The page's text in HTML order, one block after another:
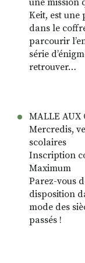
une mission
Keit, est
dans le
parcourir
série
retrouver…
MALLE AUX
Mercredis,
scolaires
Inscription
Maximum
Parez-vous
disposition
mode des
passés !